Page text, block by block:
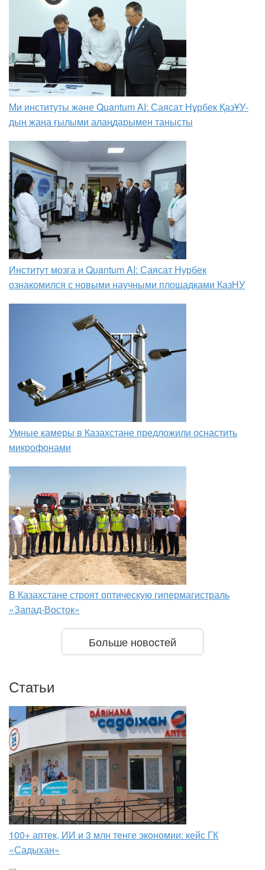
Ми институты және Quantum AI: Саясат Нұрбек ҚазҰУ-
дың жаңа ғылыми алаңдарымен танысты
Институт мозга и Quantum AI: Саясат Нурбек
ознакомился с новыми научными площадками КазНУ
Умные камеры в Казахстане предложили оснастить
микрофонами
В Казахстане строят оптическую гипермагистраль
«Запад-Восток»
Больше новостей
Статьи
100+ аптек, ИИ и 3 млн тенге экономии: кейс ГК
«Садыхан»